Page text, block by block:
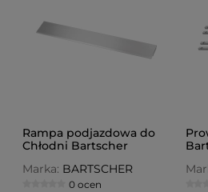
Rampa podjazdowa do
Chłodni Bartscher
Marka: BARTSCHER
0 ocen